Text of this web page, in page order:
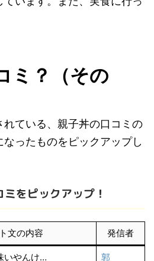
ミ？（その
ている、親子丼の口コミの
ったものをピックアップし
をピックアップ！
文の内容 発信者
いやんけ…
郭